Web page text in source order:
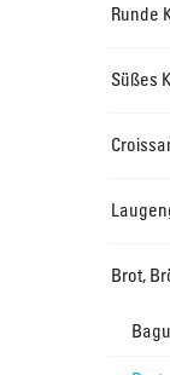
Runde
Süßes
Brot,